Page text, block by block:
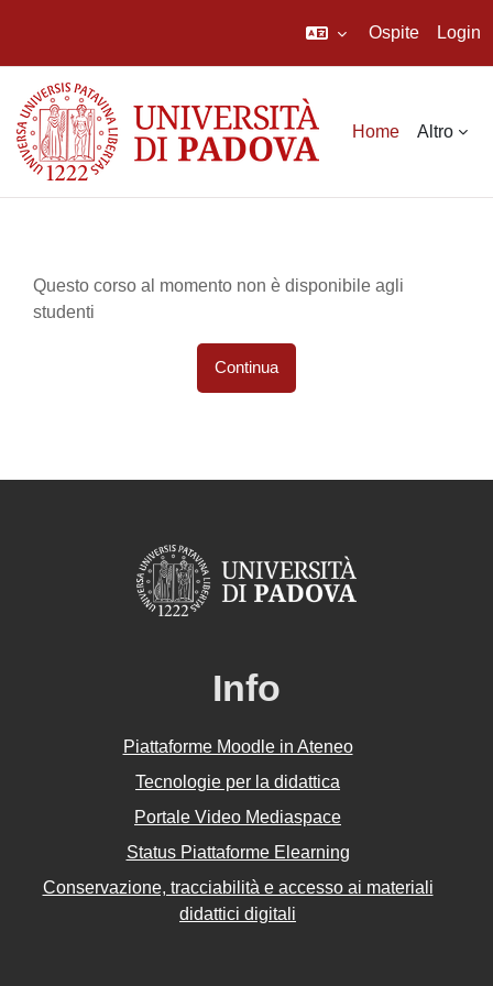
Ospite Login
Home Altro
Questo corso al momento non è disponibile agli
studenti
Continua
Info
Piattaforme Moodle in Ateneo
Tecnologie per la didattica
Portale Video Mediaspace
Status Piattaforme Elearning
Conservazione, tracciabilità e accesso ai materiali
didattici digitali